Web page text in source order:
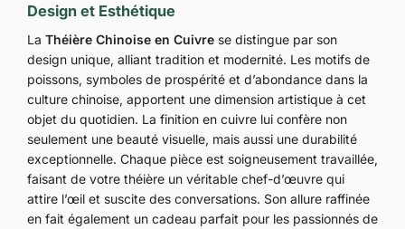
Design et Esthétique
La Théière Chinoise en Cuivre se distingue par son
design unique, alliant tradition et modernité. Les motifs de
poissons, symboles de prospérité et d’abondance dans la
culture chinoise, apportent une dimension artistique à cet
objet du quotidien. La finition en cuivre lui confère non
seulement une beauté visuelle, mais aussi une durabilité
exceptionnelle. Chaque pièce est soigneusement travaillée,
faisant de votre théière un véritable chef-d’œuvre qui
attire l’œil et suscite des conversations. Son allure raffinée
en fait également un cadeau parfait pour les passionnés de